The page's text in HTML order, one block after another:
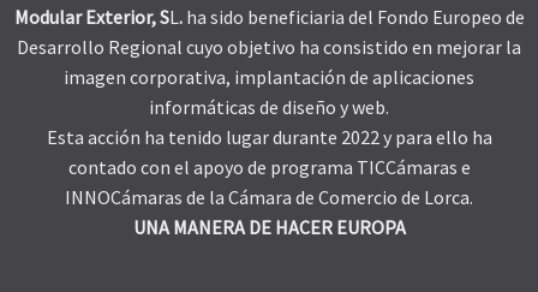
Modular Exterior, SL.ha sido beneficiaria del Fondo Europeo de
Desarrollo Regional cuyo objetivo ha consistido en mejorar la
imagen corporativa, implantación de aplicaciones
informáticas de diseño y web.
Esta acción ha tenido lugar durante 2022 y para ello ha
contado con el apoyo de programa TICCámaras e
INNOCámaras de la Cámara de Comercio de Lorca.
UNA MANERA DE HACER EUROPA